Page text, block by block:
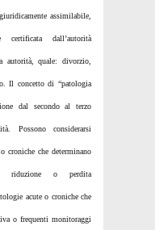
assimilabile,
certificata dall’autorità
autorità, quale: divorzio,
Il concetto di “patologia
dal secondo al terzo
Possono considerarsi
croniche che determinano
riduzione o perdita
acute o croniche che
o frequenti monitoraggi